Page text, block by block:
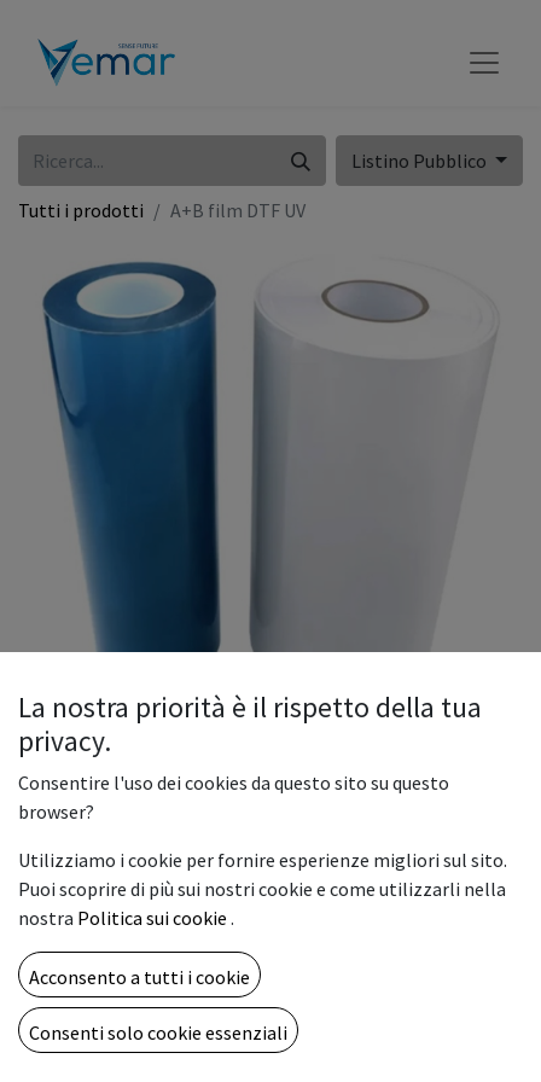
Listino Pubblico
Tutti i prodotti A+B film DTF UV
A+B film DTF UV
Il film DTF UV A+B è un sistema bi-strato per la stampa UV
grafiche su superfici rigide e non assorbenti.
Gold AB film Silver AB film
MISURA PET
La nostra priorità è il rispetto della tua
privacy.
Consentire l'uso dei cookies da questo sito su questo
browser?
Utilizziamo i cookie per fornire esperienze migliori sul sito.
Puoi scoprire di più sui nostri cookie e come utilizzarli nella
nostra Politica sui cookie .
Acconsento a tutti i cookie
Consenti solo cookie essenziali